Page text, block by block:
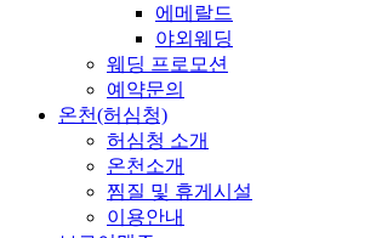
에메랄드
야외웨딩
웨딩 프로모션
예약문의
온천(허심청)
허심청 소개
온천소개
찜질 및 휴게시설
이용안내